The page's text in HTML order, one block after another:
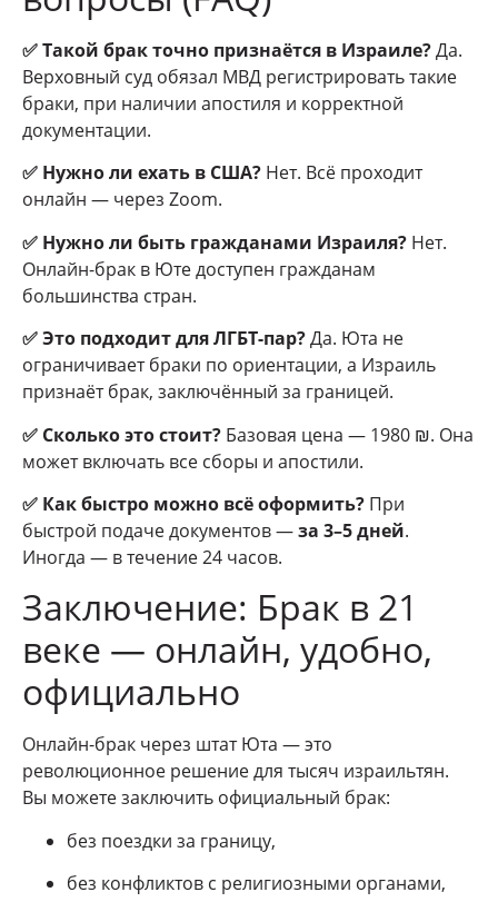
✅ Такой брак точно признаётся в Израиле?Да.
Верховный суд обязал МВД регистрировать такие
браки, при наличии апостиля и корректной
документации.
✅ Нужно ли ехать в США? Нет. Всё проходит
онлайн — через Zoom.
✅ Нужно ли быть гражданами Израиля? Нет.
Онлайн-брак в Юте доступен гражданам
большинства стран.
✅ Это подходит для ЛГБТ-пар?Да. Юта не
ограничивает браки по ориентации, а Израиль
признаёт брак, заключённый за границей.
✅ Сколько это стоит? Базовая цена — 1980 ₪. Она
может включать все сборы и апостили.
✅ Как быстро можно всё оформить? При
быстрой подаче документов —за 3–5 дней.
Иногда — в течение 24 часов.
Заключение: Брак в 21
веке — онлайн, удобно,
официально
Онлайн-брак через штат Юта — это
революционное решение для тысяч израильтян.
Вы можете заключить официальный брак:
без поездки за границу,
без конфликтов с религиозными органами,